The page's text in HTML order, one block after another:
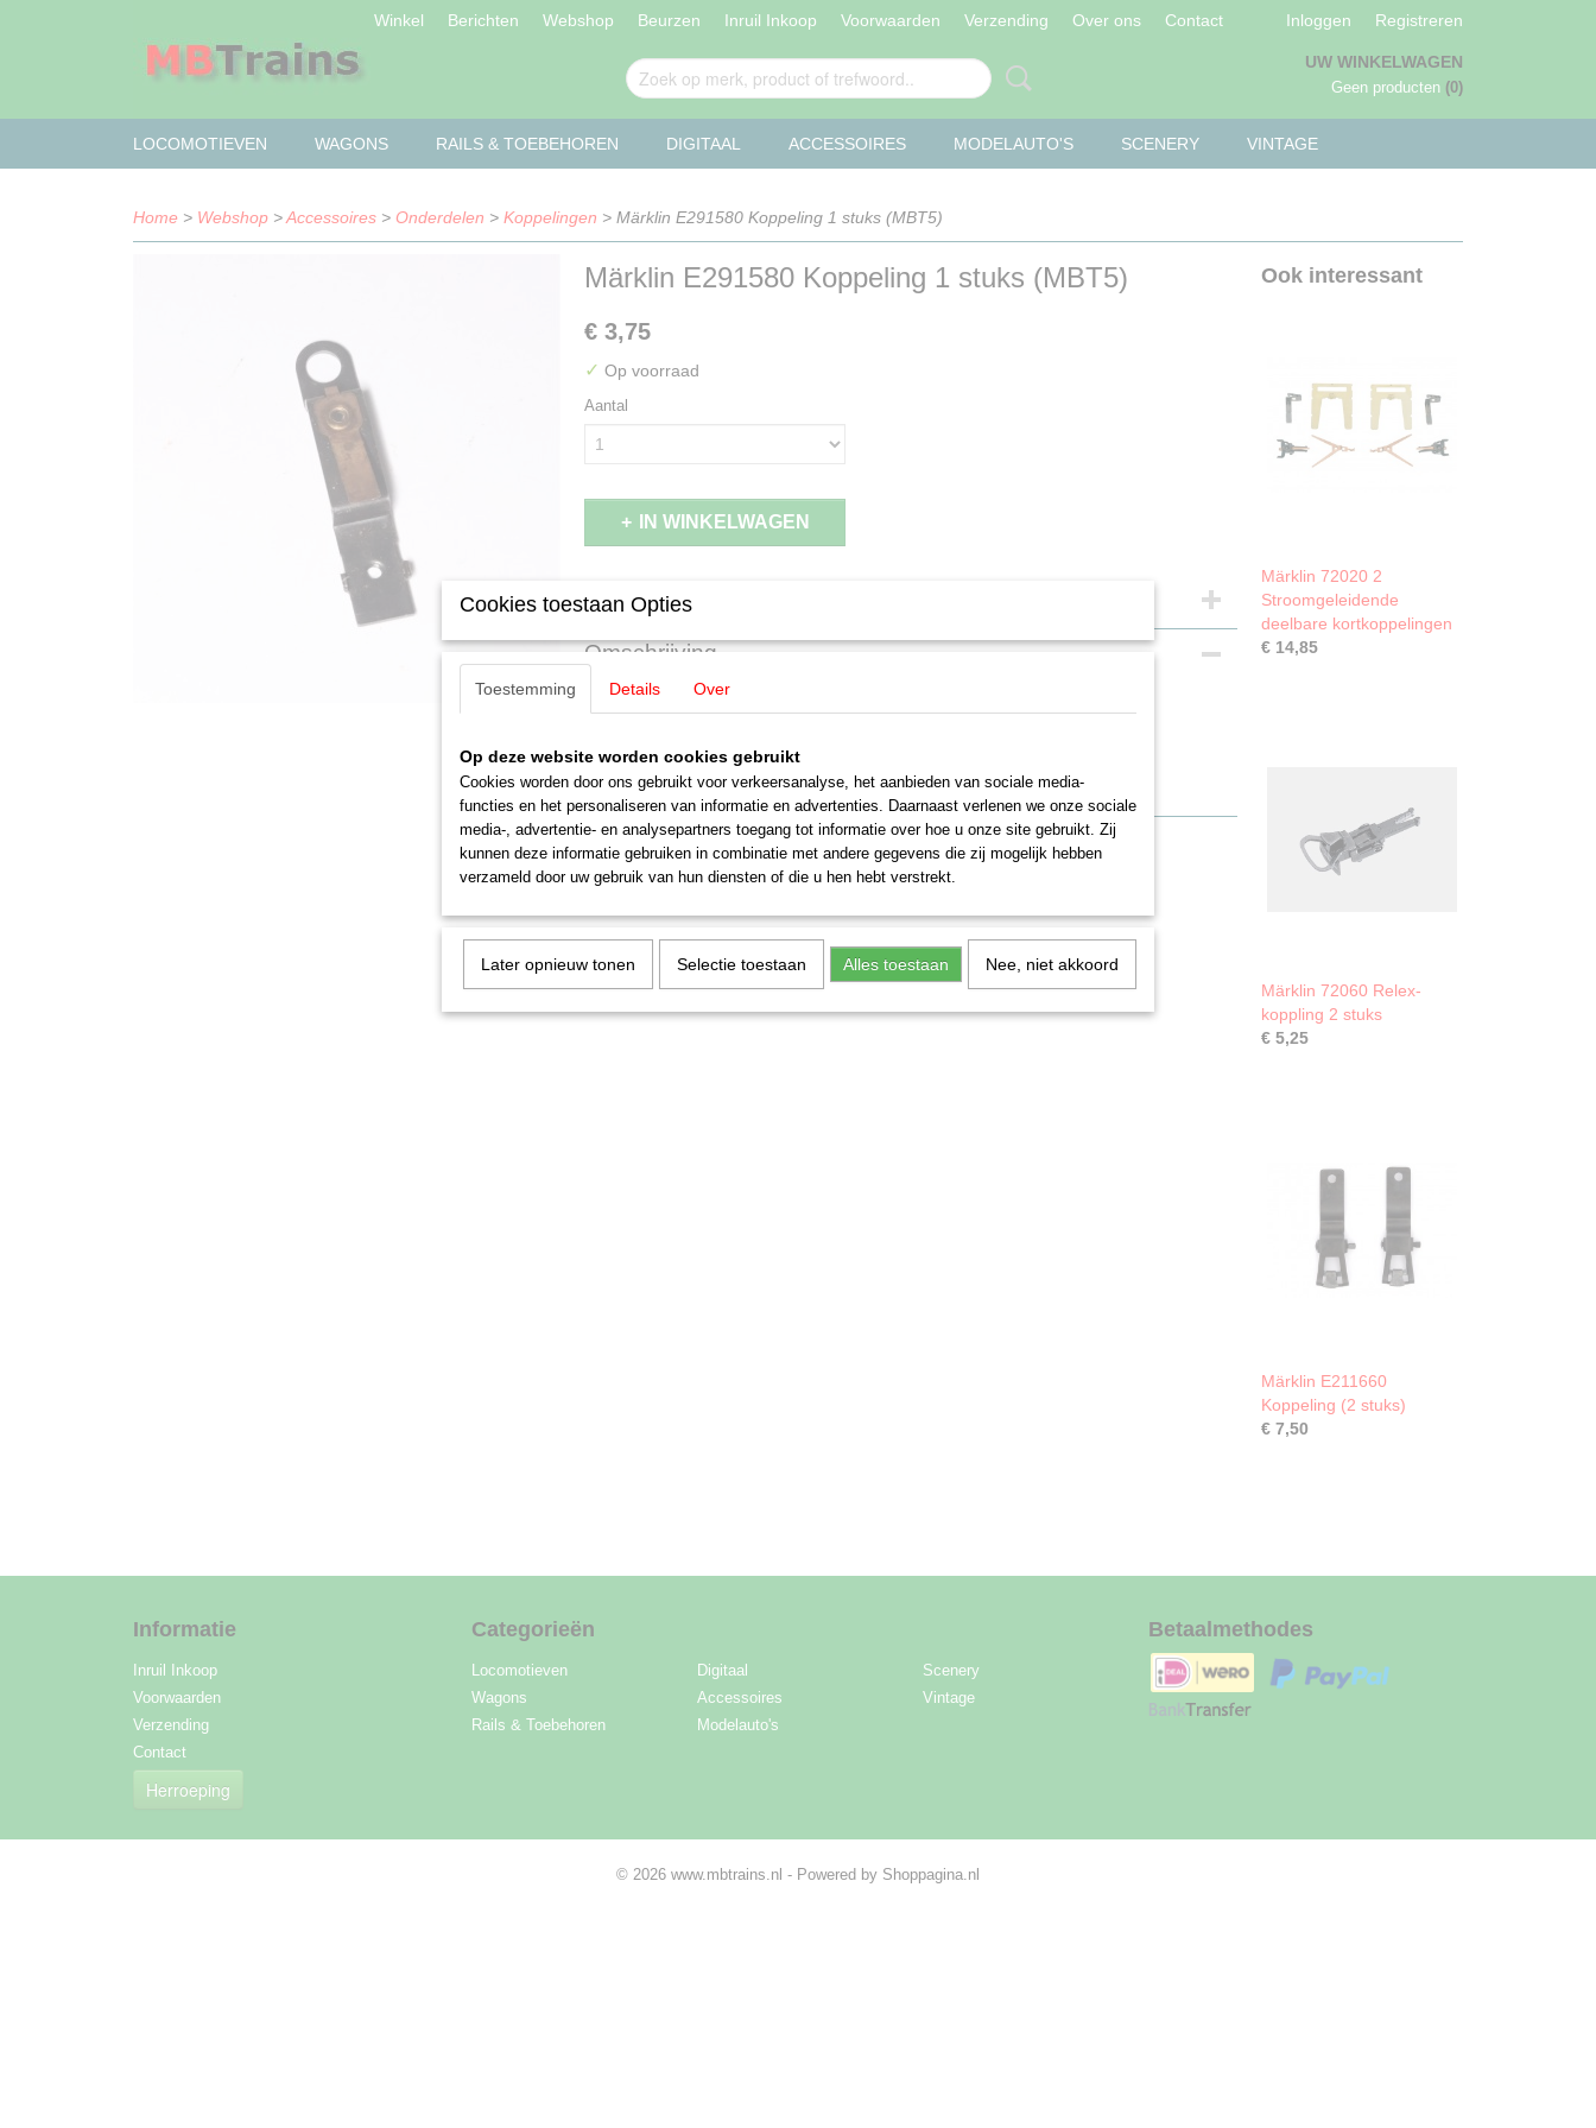
Winkel Berichten Webshop Beurzen Inruil Inkoop Voorwaarden Verzending Over ons Contact Inloggen Registreren
UW WINKELWAGEN
Geen producten (0)
LOCOMOTIEVEN WAGONS RAILS & TOEBEHOREN DIGITAAL ACCESSOIRES MODELAUTO'S SCENERY VINTAGE
Home > Webshop >Accessoires > Onderdelen > Koppelingen > Märklin E291580 Koppeling 1 stuks (MBT5)
Märklin E291580 Koppeling 1 stuks (MBT5)
€ 3,75
✓ Op voorraad
Aantal
IN WINKELWAGEN
Specificaties
Productcode leverancier
E291580
Schaal
Staat
Omschrijving
Märklin E291580 Koppeling 1 stuks
Uitverkocht bij Märkin
voor oa 2865
Ook interessant
Märklin 72020 2
Stroomgeleidende
deelbare kortkoppelingen
€ 14,85
Märklin 72060 Relex-
koppling 2 stuks
€ 5,25
Märklin E211660
Koppeling (2 stuks)
€ 7,50
Informatie
Inruil Inkoop
Voorwaarden
Verzending
Contact
Herroeping
Categorieën
Locomotieven
Wagons
Rails & Toebehoren
Digitaal
Accessoires
Modelauto's
Scenery
Vintage
Betaalmethodes
© 2026 www.mbtrains.nl - Powered by Shoppagina.nl
Cookies toestaan Opties
Toestemming Details Over
Op deze website worden cookies gebruikt
Cookies worden door ons gebruikt voor verkeersanalyse, het aanbieden van sociale media-
functies en het personaliseren van informatie en advertenties. Daarnaast verlenen we onze sociale
media-, advertentie- en analysepartners toegang tot informatie over hoe u onze site gebruikt. Zij
kunnen deze informatie gebruiken in combinatie met andere gegevens die zij mogelijk hebben
verzameld door uw gebruik van hun diensten of die u hen hebt verstrekt.
Later opnieuw tonen Selectie toestaan Alles toestaan Nee, niet akkoord